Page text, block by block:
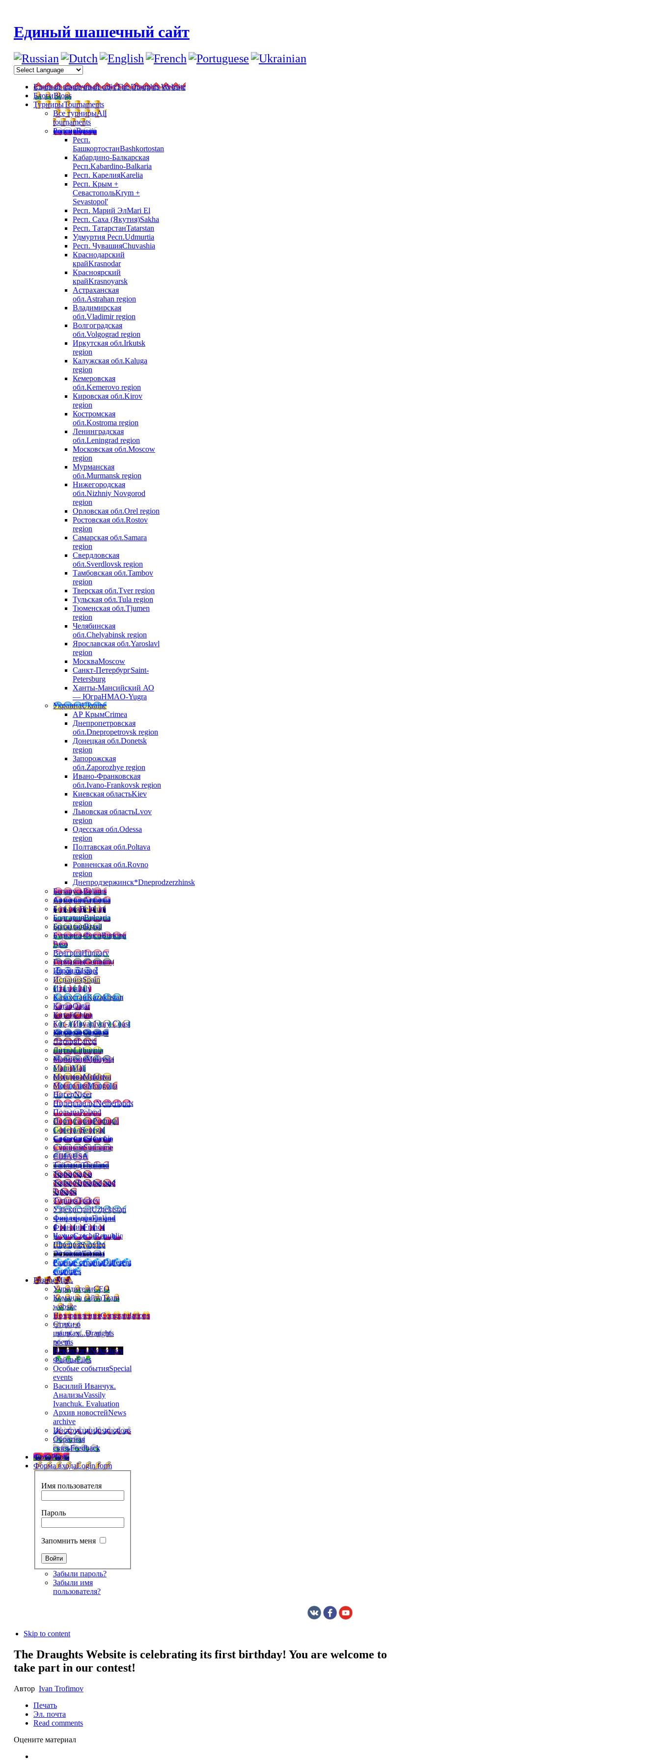
Единый шашечный сайт
Единый шашечный сайтThe Draughts Website
БлогиBlogs
ТурнирыTournaments
Все турнирыAll
tournaments
РоссияRussia
Респ.
БашкортостанBashkortostan
Кабардино-Балкарская
Респ.Kabardino-Balkaria
Респ. КарелияKarelia
Респ. Крым +
СевастопольKrym +
Sevastopol'
Респ. Марий ЭлMari El
Респ. Саха (Якутия)Sakha
Респ. ТатарстанTatarstan
Удмуртия Респ.Udmurtia
Респ. ЧувашияChuvashia
Краснодарский
крайKrasnodar
Красноярский
крайKrasnoyarsk
Астраханская
обл.Astrahan region
Владимирская
обл.Vladimir region
Волгоградская
обл.Volgograd region
Иркутская обл.Irkutsk
region
Калужская обл.Kaluga
region
Кемеровская
обл.Kemerovo region
Кировская обл.Kirov
region
Костромская
обл.Kostroma region
Ленинградская
обл.Leningrad region
Московская обл.Moscow
region
Мурманская
обл.Murmansk region
Нижегородская
обл.Nizhniy Novgorod
region
Орловская обл.Orel region
Ростовская обл.Rostov
region
Самарская обл.Samara
region
Свердловская
обл.Sverdlovsk region
Тамбовская обл.Tambov
region
Тверская обл.Tver region
Тульская обл.Tula region
Тюменская обл.Tjumen
region
Челябинская
обл.Chelyabinsk region
Ярославская обл.Yaroslavl
region
МоскваMoscow
Санкт-ПетербургSaint-
Petersburg
Ханты-Мансийский АО
— ЮграHMAO-Yugra
УкраинаUkraine
АР КрымCrimea
Днепропетровская
обл.Dnepropetrovsk region
Донецкая обл.Donetsk
region
Запорожская
обл.Zaporozhye region
Ивано-Франковская
обл.Ivano-Frankovsk region
Киевская областьKiev
region
Львовская областьLvov
region
Одесская обл.Odessa
region
Полтавская обл.Poltava
region
Ровненская обл.Rovno
region
Днепродзержинск*Dneprodzerzhinsk
БеларусьBelarus
АрменияArmenia
БельгияBelgium
БолгарияBulgaria
БразилияBrasil
Буркина-ФасоBurkina
Faso
ВенгрияHungary
ГерманияGermany
ИзраильIsrael
ИспанияSpain
ИталияItaly
КазахстанKazakhstan
КатарQatar
КитайChina
Кот-д'ИвуарIvory Coast
КюрасаоCuracao
ЛатвияLatvia
ЛитваLithuania
МалайзияMalaysia
МалиMali
МолдоваMoldova
МонголияMongolia
НигерNiger
НидерландыNetherlands
ПольшаPoland
ПортугалияPortugal
СенегалSenegal
СловенияSlovenia
СуринамSuriname
СШАUSA
ТайландThailand
Тринидад и
ТобагоTrinidad and
Tobago
ТурцияTurkey
УзбекистанUzbekistan
ФинляндияFinland
ФранцияFrance
ЧехияCzech Republic
ШвецияSweden
ЭстонияEstonia
Разные страныDifferent
countries
РазноеMisc.
УчредителиCEO
Команда сайтаTeam
website
ПоздравленияCongratulations
Стихи о
шашках...Draughts
poems
НекрологиNekrology
ФайлыFiles
Особые событияSpecial
events
Василий Иванчук.
АнализыVassily
Ivanchuk. Evaluation
Архив новостейNews
archive
ИнструкцииInstructions
Обратная
связьFeedback
ФотоPhoto
Форма входаLogin form
Имя пользователя
Пароль
Запомнить меня
Забыли пароль?
Забыли имя
пользователя?
Skip to content
The Draughts Website is celebrating its first birthday! You are welcome to
take part in our contest!
Автор Ivan Trofimov
Печать
Эл. почта
Read comments
Оцените материал